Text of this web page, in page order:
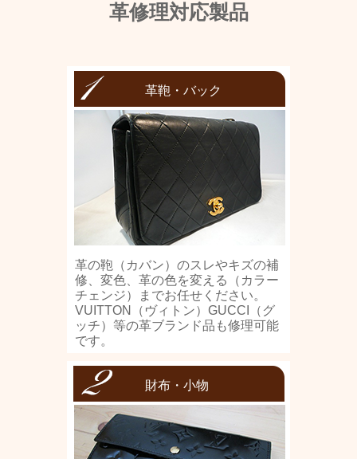
革修理対応製品
革鞄・バック
革の鞄（カバン）のスレやキズの補
修、変色、革の色を変える（カラー
チェンジ）までお任せください。
VUITTON（ヴィトン）GUCCI（グ
ッチ）等の革ブランド品も修理可能
です。
財布・小物